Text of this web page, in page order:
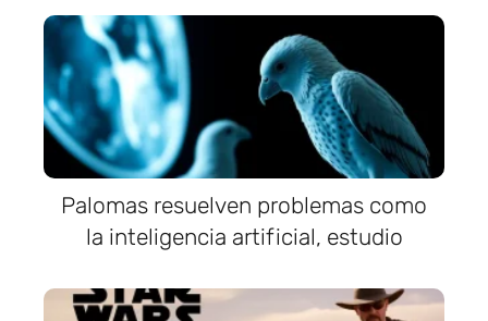
Palomas resuelven problemas como
la inteligencia artificial, estudio